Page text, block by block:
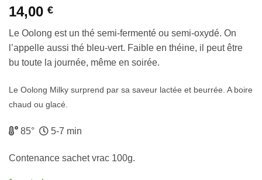
14,00 €
Le Oolong est un thé semi-fermenté ou semi-oxydé. On
l’appelle aussi thé bleu-vert. Faible en théine, il peut être
bu toute la journée, même en soirée.
Le Oolong Milky surprend par sa saveur lactée et beurrée. A boire
chaud ou glacé.
85° 5-7 min
Contenance sachet vrac 100g.